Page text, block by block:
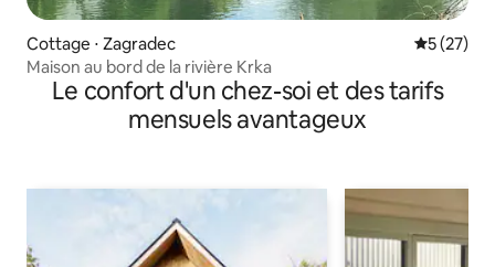
Cottage ⋅ Zagradec
5 (27)
Maison au bord de la rivière Krka
Le confort d'un chez-soi et des tarifs
mensuels avantageux